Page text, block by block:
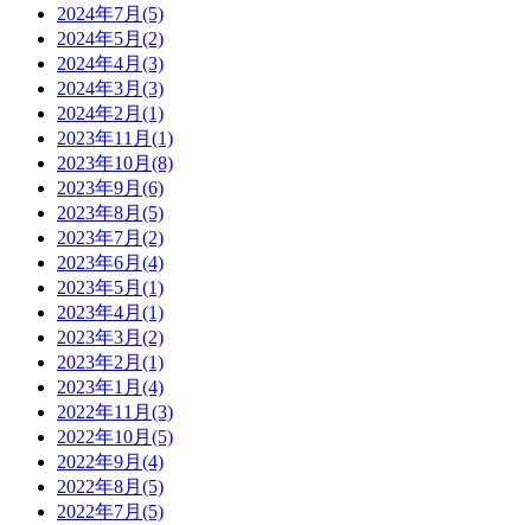
2024年7月(5)
2024年5月(2)
2024年4月(3)
2024年3月(3)
2024年2月(1)
2023年11月(1)
2023年10月(8)
2023年9月(6)
2023年8月(5)
2023年7月(2)
2023年6月(4)
2023年5月(1)
2023年4月(1)
2023年3月(2)
2023年2月(1)
2023年1月(4)
2022年11月(3)
2022年10月(5)
2022年9月(4)
2022年8月(5)
2022年7月(5)